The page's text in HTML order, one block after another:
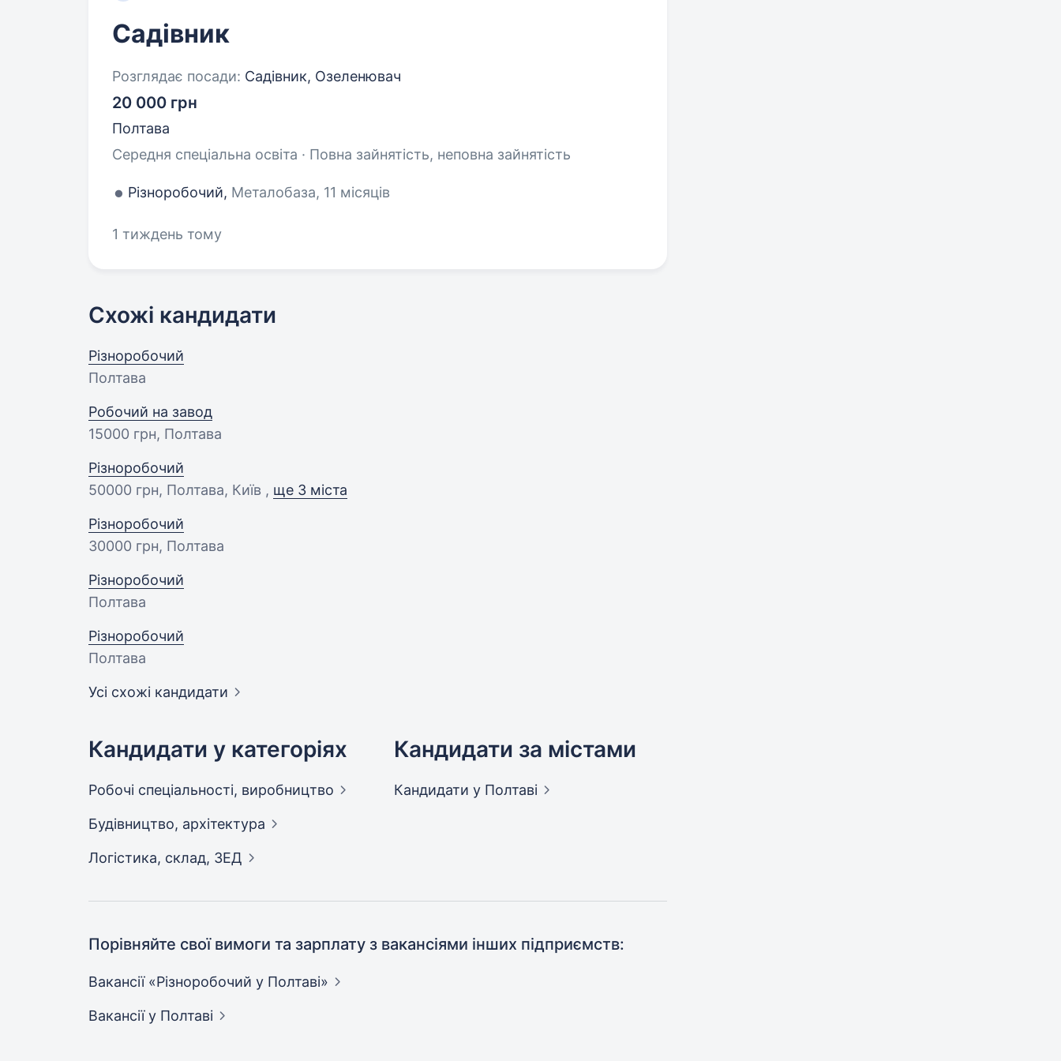
Садівник
Розглядає посади: Садівник, Озеленювач
20 000 грн
Полтава
Середня спеціальна освіта · Повна зайнятість, неповна зайнятість
Різноробочий, Металобаза, 11 місяців
1 тиждень тому
Схожі кандидати
Різноробочий
Полтава
Робочий на завод
15000 грн, Полтава
Різноробочий
50000 грн, Полтава, Київ , ще 3 міста
Різноробочий
30000 грн, Полтава
Різноробочий
Полтава
Різноробочий
Полтава
Усі схожі кандидати
Кандидати у категоріях
Робочі спеціальності, виробництво
Будівництво, архітектура
Логістика, склад, ЗЕД
Кандидати за містами
Кандидати у Полтаві
Порівняйте свої вимоги та зарплату з вакансіями інших підприємств:
Вакансії «Різноробочий у Полтаві»
Вакансіїу Полтаві